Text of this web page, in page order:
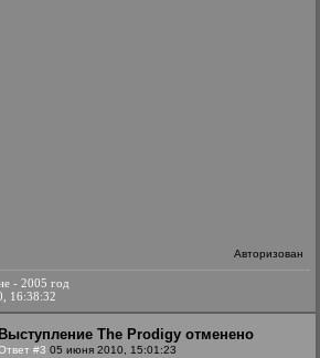
Авторизован
- 2005 год
16:38:32
Выступление The Prodigy отменено
#3 05 июня 2010, 15:01:23